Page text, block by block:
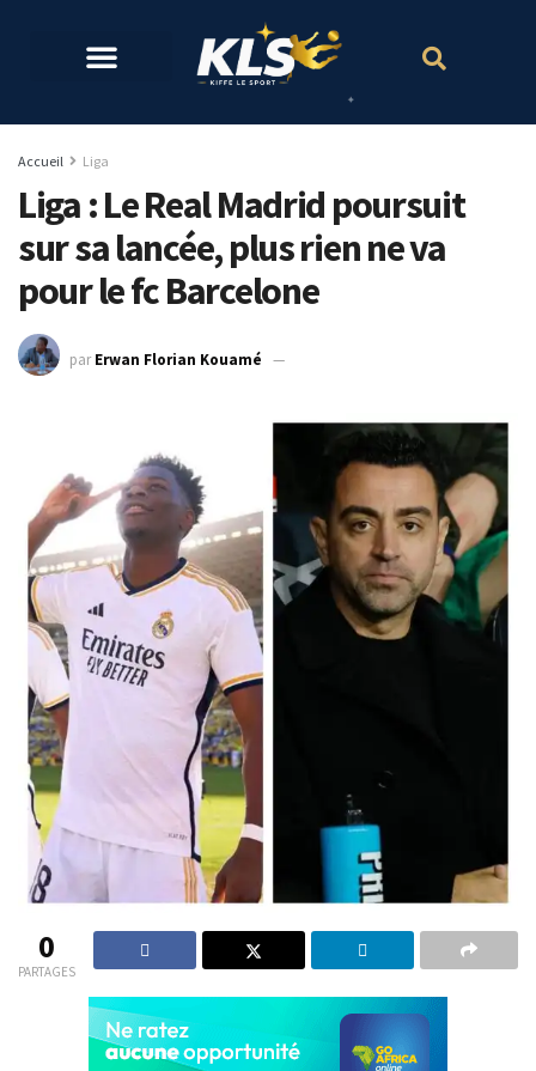
Accueil Liga
Liga : Le Real Madrid poursuit
sur sa lancée, plus rien ne va
pour le fc Barcelone
par Erwan Florian Kouamé
0
PARTAGES